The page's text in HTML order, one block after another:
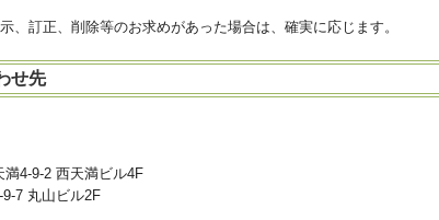
、訂正、削除等のお求めがあった場合は、確実に応じます。
せ先
満4-9-2 西天満ビル4F
9-7 丸山ビル2F